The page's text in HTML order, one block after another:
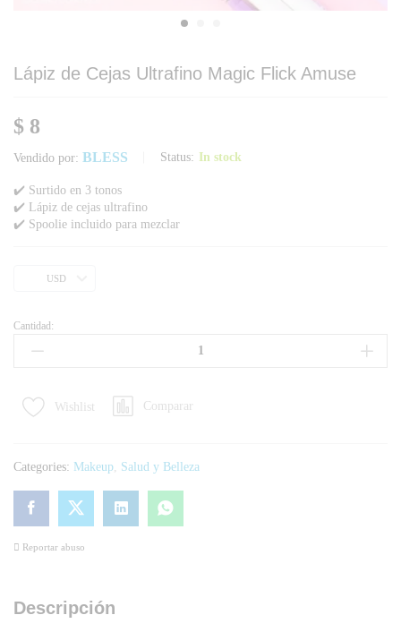
Lápiz de Cejas Ultrafino Magic Flick Amuse
$ 8
Vendido por: BLESS Status: In stock
✔️ Surtido en 3 tonos
✔️ Lápiz de cejas ultrafino
✔️ Spoolie incluido para mezclar
USD
Cantidad:
Wishlist Comparar
Categories: Makeup Salud y Belleza
Reportar abuso
Descripción